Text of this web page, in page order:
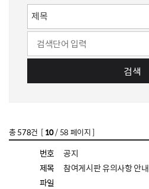
검색
총578건 [ 10/ 58 페이지 ]
번호
공지
제목
참여게시판 유의사항 안내
파일